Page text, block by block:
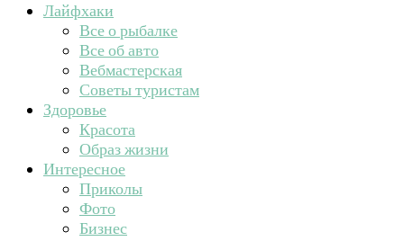
Лайфхаки
Все о рыбалке
Все об авто
Вебмастерская
Советы туристам
Здоровье
Красота
Образ жизни
Интересное
Приколы
Фото
Бизнес